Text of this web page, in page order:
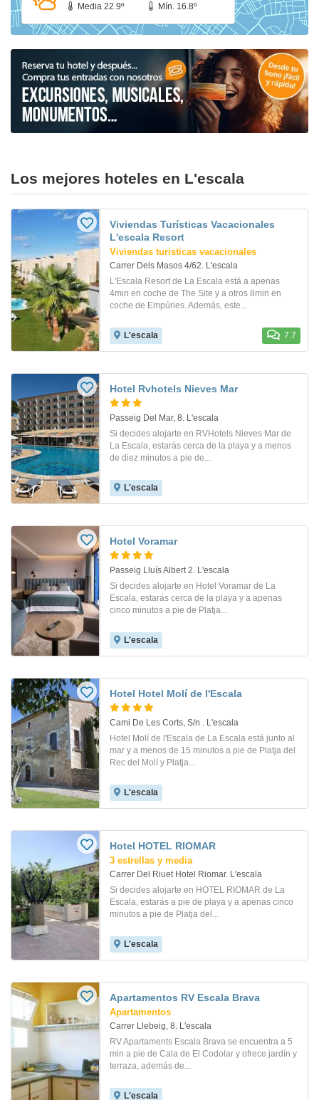
Media 22.9º
Mín. 16.8º
Los mejores hoteles en L'escala
Viviendas Turísticas Vacacionales
L'escala Resort
Viviendas turisticas vacacionales
Carrer Dels Masos 4/62. L'escala
L'Escala Resort de La Escala está a apenas
4min en coche de The Site y a otros 8min en
coche de Empúries. Además, este...
L'escala 7.7
Hotel Rvhotels Nieves Mar
Passeig Del Mar, 8. L'escala
Si decides alojarte en RVHotels Nieves Mar de
La Escala, estarás cerca de la playa y a menos
de diez minutos a pie de...
L'escala
Hotel Voramar
Passeig Lluís Albert 2. L'escala
Si decides alojarte en Hotel Voramar de La
Escala, estarás cerca de la playa y a apenas
cinco minutos a pie de Platja...
L'escala
Hotel Hotel Molí de l'Escala
Cami De Les Corts, S/n . L'escala
Hotel Molí de l'Escala de La Escala está junto al
mar y a menos de 15 minutos a pie de Platja del
Rec del Molí y Platja...
L'escala
Hotel HOTEL RIOMAR
3 estrellas y media
Carrer Del Riuet Hotel Riomar. L'escala
Si decides alojarte en HOTEL RIOMAR de La
Escala, estarás a pie de playa y a apenas cinco
minutos a pie de Platja del...
L'escala
Apartamentos RV Escala Brava
Apartamentos
Carrer Llebeig, 8. L'escala
RV Apartaments Escala Brava se encuentra a 5
min a pie de Cala de El Codolar y ofrece jardín y
terraza, además de...
L'escala